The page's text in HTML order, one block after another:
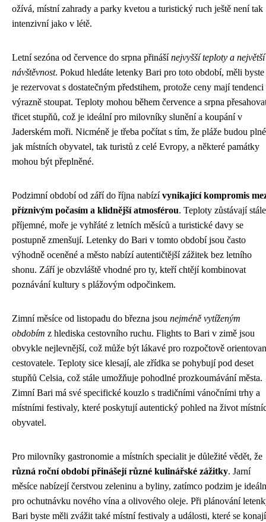
ožívá, místní zahrady a parky kvetou a turistický ruch ještě není tak
intenzivní jako v létě.
Letní sezóna od července do srpna přinášínejvyšší teploty a největší
návštěvnost. Pokud hledáte letenky Bari pro toto období, měli byste
je rezervovat s dostatečným předstihem, protože ceny mají tendenci
výrazně stoupat. Teploty mohou během července a srpna
třicet stupňů, což je ideální pro milovníky slunění a koupání v
Jaderském moři. Nicméně je třeba počítat s tím, že pláže budou plné
jak místních obyvatel, tak turistů z celé Evropy, a některé památky
mohou být přeplněné.
Podzimní období od září do října nabízívynikající kompromis
příznivým počasím a klidnější atmosférou. Teploty zůstávají stále
příjemné, moře je vyhřáté z letních měsíců a turistické davy se
postupně zmenšují. Letenky do Bari v tomto období jsou často
výhodně oceněné a město nabízí autentičtější zážitek bez letního
shonu. Září je obzvláště vhodné pro ty, kteří chtějí kombinovat
poznávání kultury s plážovým odpočinkem.
Zimní měsíce od listopadu do března jsou nejméně vytíženým
obdobím z hlediska cestovního ruchu. Flights to Bari v zimě jsou
obvykle nejlevnější, což může být lákavé pro rozpočtově
cestovatele. Teploty sice klesají, ale zřídka se pohybují pod deset
stupňů Celsia, což stále umožňuje pohodlné prozkoumávání města.
Zimní Bari má své specifické kouzlo s tradičními vánočními trhy a
místními festivaly, které poskytují autentický pohled na život
obyvatel.
Pro milovníky gastronomie a místních specialit je důležité vědět, že
různá roční období přinášejí různé kulinářské zážitky. Jarní
měsíce nabízejí čerstvou zeleninu a byliny, zatímco podzim je
pro ochutnávku nového vína a olivového oleje. Při plánování
Bari byste měli zvážit také místní festivaly a události, které se konají